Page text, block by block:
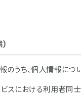
のうち、個人情報につ
ビスにおける利用者同